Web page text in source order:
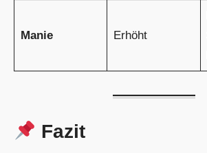
Manie Erhöht
Fazit